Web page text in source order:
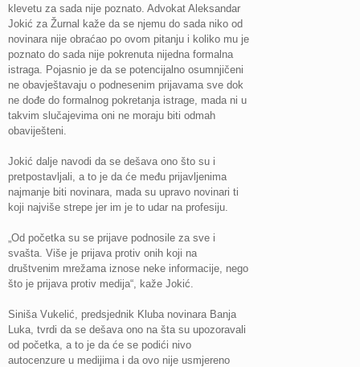
klevetu za sada nije poznato. Advokat Aleksandar
Jokić za Žurnal kaže da se njemu do sada niko od
novinara nije obraćao po ovom pitanju i koliko mu je
poznato do sada nije pokrenuta nijedna formalna
istraga. Pojasnio je da se potencijalno osumnjičeni
ne obavještavaju o podnesenim prijavama sve dok
ne dođe do formalnog pokretanja istrage, mada ni u
takvim slučajevima oni ne moraju biti odmah
obaviješteni.
Jokić dalje navodi da se dešava ono što su i
pretpostavljali, a to je da će među prijavljenima
najmanje biti novinara, mada su upravo novinari ti
koji najviše strepe jer im je to udar na profesiju.
„Od početka su se prijave podnosile za sve i
svašta. Više je prijava protiv onih koji na
društvenim mrežama iznose neke informacije, nego
što je prijava protiv medija“, kaže Jokić.
Siniša Vukelić, predsjednik Kluba novinara Banja
Luka, tvrdi da se dešava ono na šta su upozoravali
od početka, a to je da će se podići nivo
autocenzure u medijima i da ovo nije usmjereno